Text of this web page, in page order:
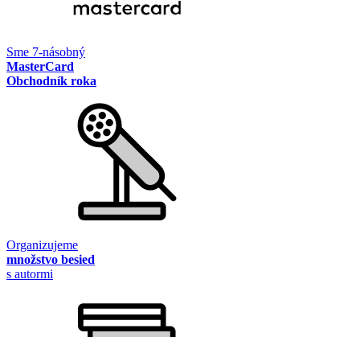
Sme 7-násobný
MasterCard
Obchodník roka
Organizujeme
množstvo besied
s autormi